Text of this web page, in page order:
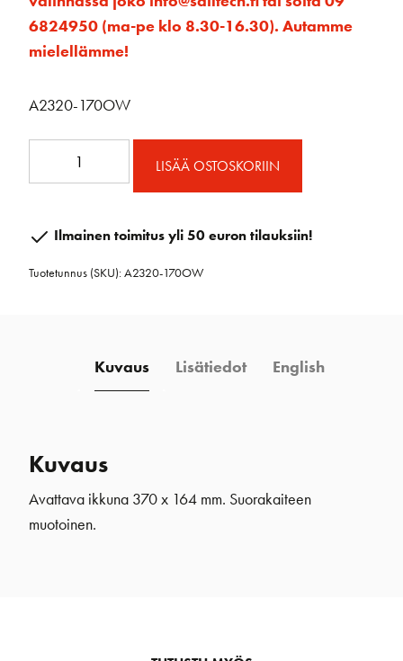
6824950 (ma-pe klo 8.30-16.30). Autamme
mielellämme!
A2320-170OW
ikkuna
x
LISÄÄ OSTOSKORIIN
Ilmainen toimitus yli 50 euron tilauksiin!
Tuotetunnus (SKU):A2320-170OW
Kuvaus Lisätiedot English
Kuvaus
Avattava ikkuna 370 x 164 mm. Suorakaiteen
muotoinen.